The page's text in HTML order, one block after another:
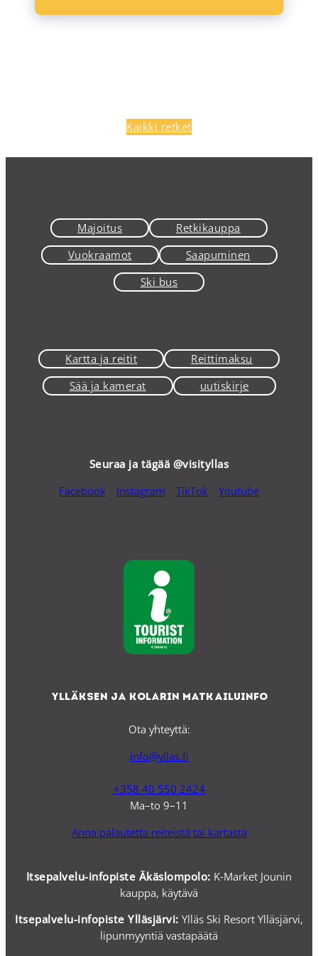
Kaikki retket
Majoitus
Retkikauppa
Vuokraamot
Saapuminen
Ski bus
Kartta ja reitit
Reittimaksu
Sää ja kamerat
uutiskirje
Seuraa ja tägää @visityllas
Facebook
Instagram TikTok Youtube
Ylläksen ja Kolarin matkailuinfo
Ota yhteyttä:
info@yllas.fi
+358 40 550 2424
Ma–to 9–11
Anna palautetta reiteistä tai kartasta
Itsepalvelu-infopiste Äkäslompolo: K-Market Jounin
kauppa, käytävä
Itsepalvelu-infopiste Ylläsjärvi: Ylläs Ski Resort Ylläsjärvi,
lipunmyyntiä vastapäätä